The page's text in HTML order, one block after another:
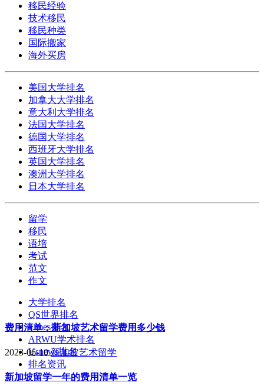
移民经验
技术移民
移民种类
国际搬家
海外买房
美国大学排名
加拿大大学排名
意大利大学排名
法国大学排名
德国大学排名
西班牙大学排名
英国大学排名
澳洲大学排名
日本大学排名
留学
移民
语培
考试
范文
作文
大学排名
QS世界排名
Times排名
ARWU学术排名
Usnews排名
排名资讯
费用清单：新加坡艺术留学费用多少钱
2023-06-10 新加坡艺术留学
新加坡留学一年的费用清单一览